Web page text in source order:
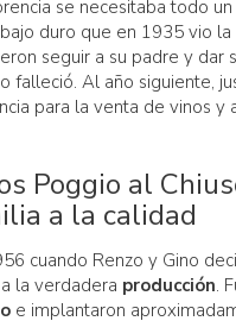
se necesitaba todo un
duro que en 1935 vio
seguir a su padre y
falleció. Al año siguiente,
para la venta de vinos y
Poggio al
a la calidad
cuando Renzo y Gino
la verdadera producción.
e implantaron